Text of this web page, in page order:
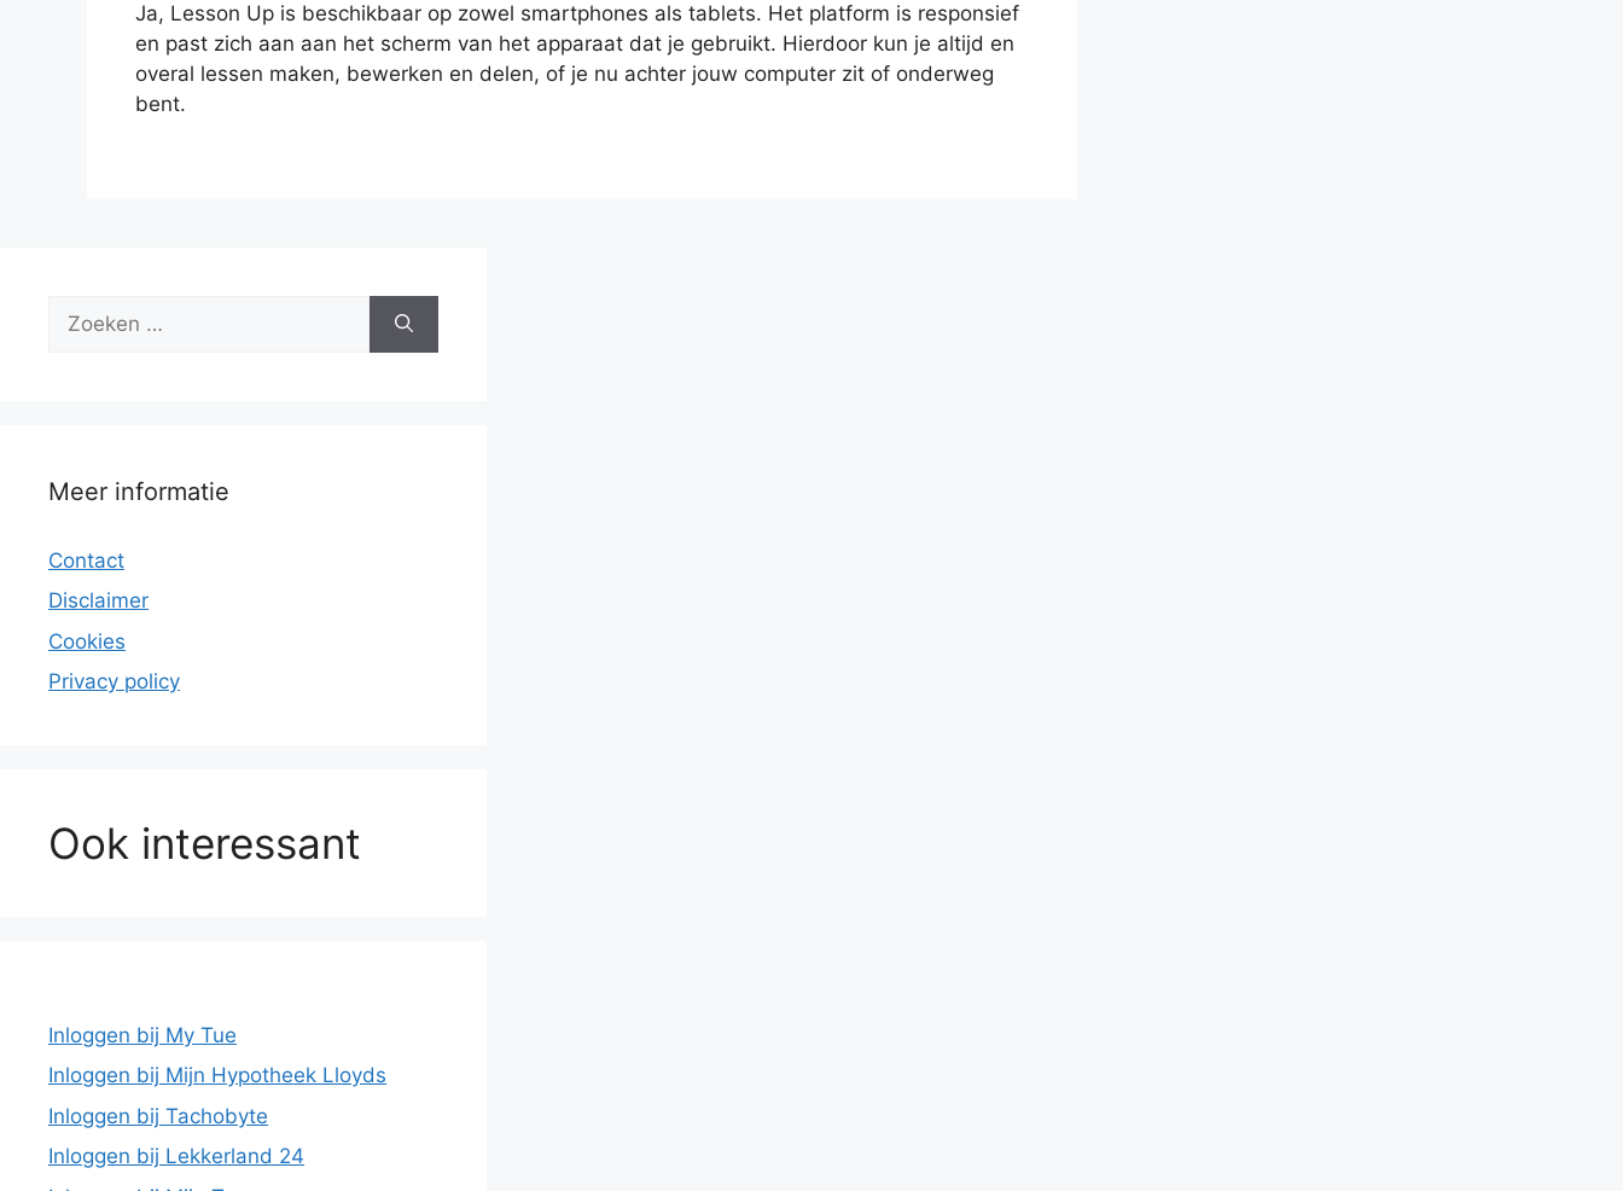
Ja, Lesson Up is beschikbaar op zowel smartphones als tablets. Het platform is responsief
en past zich aan aan het scherm van het apparaat dat je gebruikt. Hierdoor kun je altijd en
overal lessen maken, bewerken en delen, of je nu achter jouw computer zit of onderweg
bent.
naar:
Meer informatie
Contact
Disclaimer
Cookies
Privacy policy
Ook interessant
Inloggen bij My Tue
Inloggen bij Mijn Hypotheek Lloyds
Inloggen bij Tachobyte
Inloggen bij Lekkerland 24